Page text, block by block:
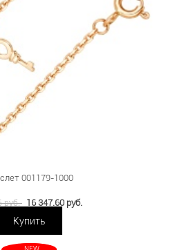
001179-1000
руб. 16 347.60 руб.
Купить